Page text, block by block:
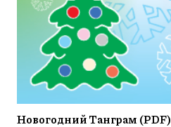
Новогодний Танграм (PDF)